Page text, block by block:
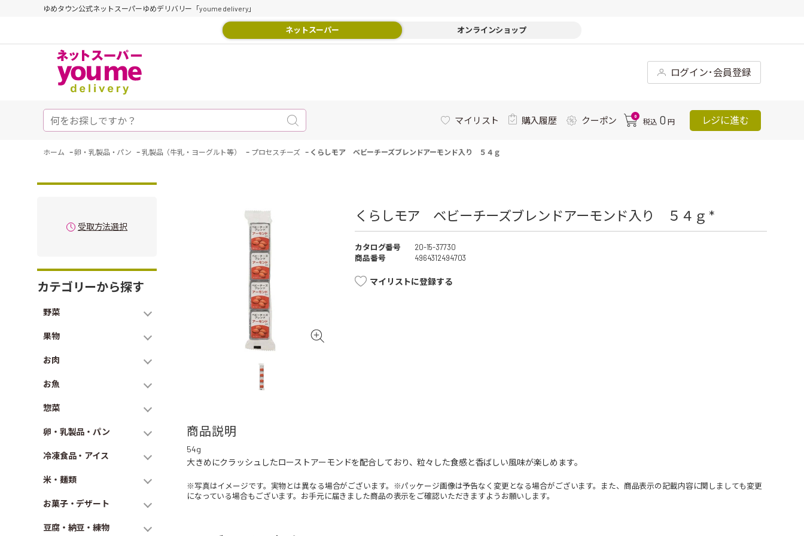
ゆめタウン公式ネットスーパーゆめデリバリー「youme delivery」
ネットスーパー オンラインショップ
ログイン･会員登録
マイリスト 購入履歴 クーポン 0
税込 0 円 レジに進む
ホーム -卵・乳製品・パン - 乳製品（牛乳・ヨーグルト等） - プロセスチーズ - くらしモア ベビーチーズブレンドアーモンド入り ５４ｇ
受取方法選択
カテゴリーから探す
野菜
果物
お肉
お魚
惣菜
卵・乳製品・パン
冷凍食品・アイス
米・麺類
お菓子・デザート
豆腐・納豆・練物
くらしモア ベビーチーズブレンドアーモンド入り ５４ｇ *
カタログ番号
20-15-37730
商品番号
4964312494703
マイリストに登録する
商品説明
54g
大きめにクラッシュしたローストアーモンドを配合しており、粒々した食感と香ばしい風味が楽しめます。
※写真はイメージです。実物とは異なる場合がございます。※パッケージ画像は予告なく変更となる場合がございます。また、商品表示の記載内容に関しましても変更
になっている場合もございます。お手元に届きました商品の表示をご確認いただきますようお願いします。